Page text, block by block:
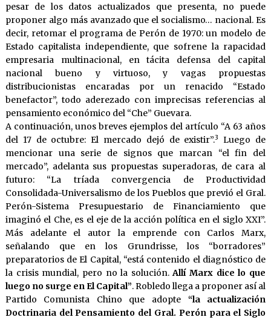
pesar de los datos actualizados que presenta, no puede
proponer algo más avanzado que el socialismo… nacional. Es
decir, retomar el programa de Perón de 1970: un modelo de
Estado capitalista independiente, que sofrene la rapacidad
empresaria multinacional, en tácita defensa del capital
nacional bueno y virtuoso, y vagas propuestas
distribucionistas encaradas por un renacido “Estado
benefactor”, todo aderezado con imprecisas referencias al
pensamiento económico del “Che” Guevara.
A continuación, unos breves ejemplos del artículo “A 63 años
del 17 de octubre: El mercado dejó de existir”.3
Luego de
mencionar una serie de signos que marcan “el fin del
mercado”, adelanta sus propuestas superadoras, de cara al
futuro: “La tríada convergencia de Productividad
Consolidada-Universalismo de los Pueblos que previó el Gral.
Perón-Sistema Presupuestario de Financiamiento que
imaginó el Che, es el eje de la acción política en el siglo XXI”.
Más adelante el autor la emprende con Carlos Marx,
señalando que en los Grundrisse, los “borradores”
preparatorios de El Capital, “está contenido el diagnóstico de
la crisis mundial, pero no la solución.Allí Marx dice lo que
luego no surge en El Capital”. Robledo llega a proponer así al
Partido Comunista Chino que adopte “la actualización
Doctrinaria del Pensamiento del Gral. Perón para el Siglo